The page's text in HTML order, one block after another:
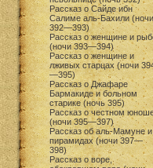
Рассказ о Сайде ибн
Салиме аль-Бахили (ночи
392—393)
Рассказ о женщине и
(ночи 393—394)
Рассказ о женщине и
лживых старцах (ночи
—395)
Рассказ о Джафаре
Бармакиде и больном
старике (ночь 395)
Рассказ о честном
(ночи 395—397)
Рассказ об аль-Мамуне и
пирамидах (ночи 397—
398)
Рассказ о воре,